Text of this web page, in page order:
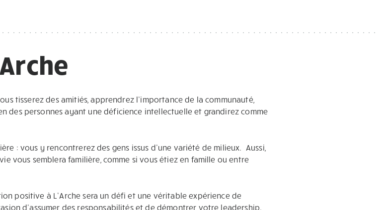
tisserez des amitiés, apprendrez l’importance de la communauté,
des personnes ayant une déficience intellectuelle et grandirez comme
: vous y rencontrerez des gens issus d’une variété de milieux. Aussi,
vous semblera familière, comme si vous étiez en famille ou entre
positive à L’Arche sera un défi et une véritable expérience de
d’assumer des responsabilités et de démontrer votre leadership.